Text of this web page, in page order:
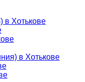
в Хотькове
в Хотькове